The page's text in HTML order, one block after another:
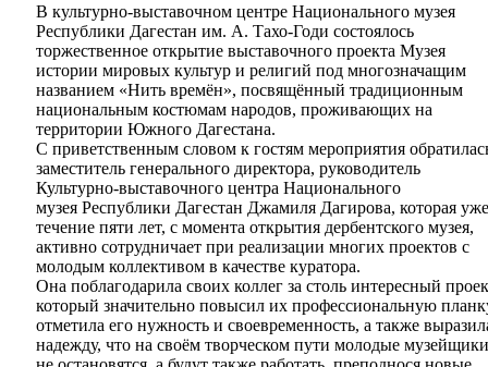
В культурно-выставочном центре Национального музея
Республики Дагестан им. А. Тахо-Годи состоялось
торжественное открытие выставочного проекта Музея
истории мировых культур и религий под многозначащим
названием «Нить времён», посвящённый традиционным
национальным костюмам народов, проживающих на
территории Южного Дагестана.
С приветственным словом к гостям мероприятия
заместитель генерального директора, руководитель
Культурно-выставочного центра Национального
музея Республики Дагестан Джамиля Дагирова, которая
течение пяти лет, с момента открытия дербентского музея,
активно сотрудничает при реализации многих проектов с
молодым коллективом в качестве куратора.
Она поблагодарила своих коллег за столь интересный
который значительно повысил их профессиональную
отметила его нужность и своевременность, а также
надежду, что на своём творческом пути молодые музейщики